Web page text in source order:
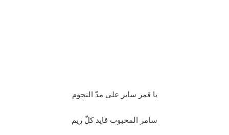
يا قمر ساير على مدّ النجوم
سامر المحبوب قايد كلّ ريم